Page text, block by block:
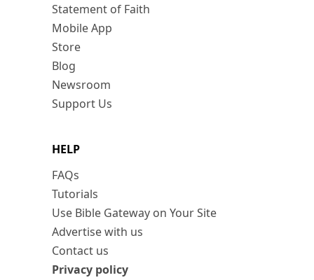
Statement of Faith
Mobile App
Store
Blog
Newsroom
Support Us
HELP
FAQs
Tutorials
Use Bible Gateway on Your Site
Advertise with us
Contact us
Privacy policy